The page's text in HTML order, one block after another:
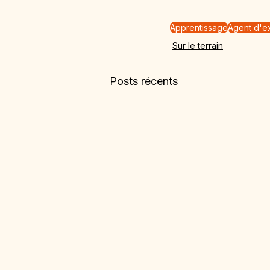
ApprentissageAgent
Sur le terrain
Posts récents